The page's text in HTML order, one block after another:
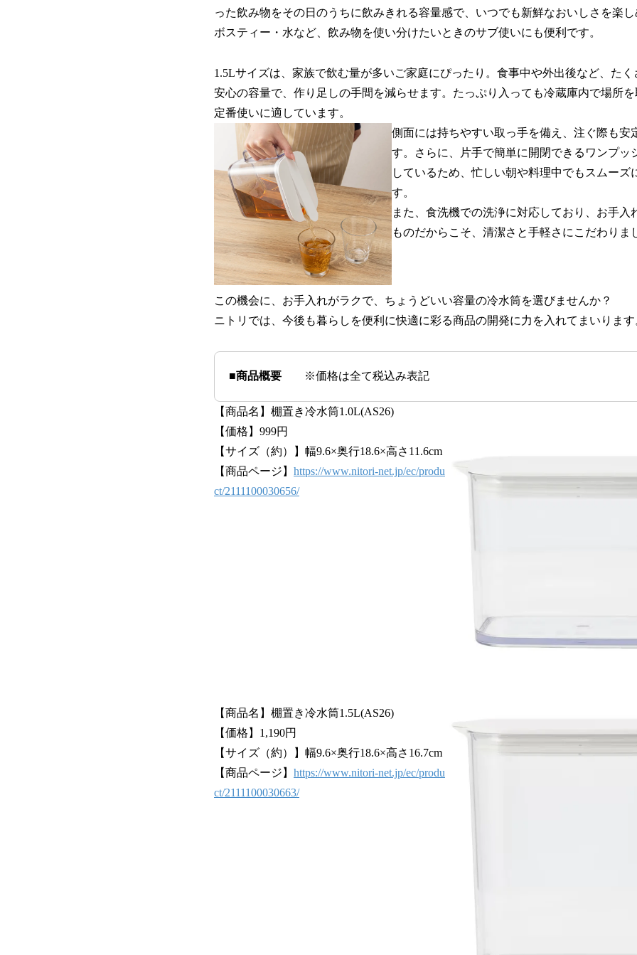
った飲み物をその日のうちに飲みきれる容量感で、いつでも新鮮なおいしさを楽
ボスティー・水など、飲み物を使い分けたいときのサブ使いにも便利です。
1.5Lサイズは、家族で飲む量が多いご家庭にぴったり。食事中や外出後など、た
安心の容量で、作り足しの手間を減らせます。たっぷり入っても冷蔵庫内で場所
定番使いに適しています。
側面には持ちやすい取っ手を備え、注ぐ際も安
す。さらに、片手で簡単に開閉できるワンプッ
しているため、忙しい朝や料理中でもスムーズ
す。
また、食洗機での洗浄に対応しており、お手入
ものだからこそ、清潔さと手軽さにこだわりま
この機会に、お手入れがラクで、ちょうどいい容量の冷水筒を選びませんか？
ニトリでは、今後も暮らしを便利に快適に彩る商品の開発に⼒を⼊れてまいります
■商品概要 ※価格は全て税込み表記
【商品名】棚置き冷水筒1.0L(AS26)
【価格】999円
【サイズ（約）】幅9.6×奥行18.6×高さ11.6cm
【商品ページ】 https://www.nitori-net.jp/ec/produ
ct/2111100030656/
【商品名】棚置き冷水筒1.5L(AS26)
【価格】1,190円
【サイズ（約）】幅9.6×奥行18.6×高さ16.7cm
【商品ページ】 https://www.nitori-net.jp/ec/produ
ct/2111100030663/